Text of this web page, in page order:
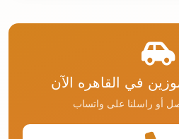
في القاهره الآن